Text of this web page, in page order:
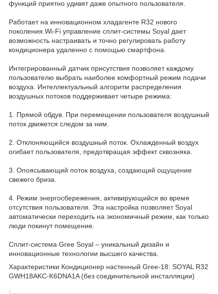
функций приятно удивят даже опытного пользователя.
Работает на инновационном хладагенте R32 нового
поколения.Wi-Fi управление сплит-системы Soyal дает
возможность настраивать и точно регулировать работу
кондиционера удаленно с помощью смартфона.
Интегрированный датчик присутствия позволяет каждому
пользователю выбрать наиболее комфортный режим подачи
воздуха. Интеллектуальный алгоритм распределения
воздушных потоков поддерживает четыре режима:
1. Прямой обдув. При перемещении пользователя воздушный
поток движется следом за ним.
2. Отклоняющийся воздушный поток. Охлажденный воздух
огибает пользователя, предотвращая эффект сквозняка.
3. Опоясывающий поток воздуха, создающий ощущение
свежего бриза.
4. Режим энергосбережения, активирующийся во время
отсутствия пользователя. Эта настройка позволяет Soyal
автоматически переходить на экономичный режим, как только
люди покинут помещение.
Сплит-система Gree Soyal – уникальный дизайн и
инновационные технологии высшего качества.
Характеристики Кондиционер настенный Gree-18: SOYAL R32
GWH18AKC-K6DNA1A (без соединительной инсталляции)